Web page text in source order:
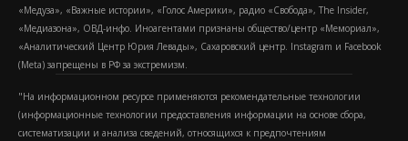
«Медуза», «Важные истории», «Голос Америки», радио «Свобода», The Insider,
«Медиазона», ОВД-инфо. Иноагентами признаны общество/центр «Мемориал»,
«Аналитический Центр Юрия Левады», Сахаровский центр. Instagram и Facebook
(Metа) запрещены в РФ за экстремизм.
"На информационном ресурсе применяются рекомендательные технологии
(информационные технологии предоставления информации на основе сбора,
систематизации и анализа сведений, относящихся к предпочтениям